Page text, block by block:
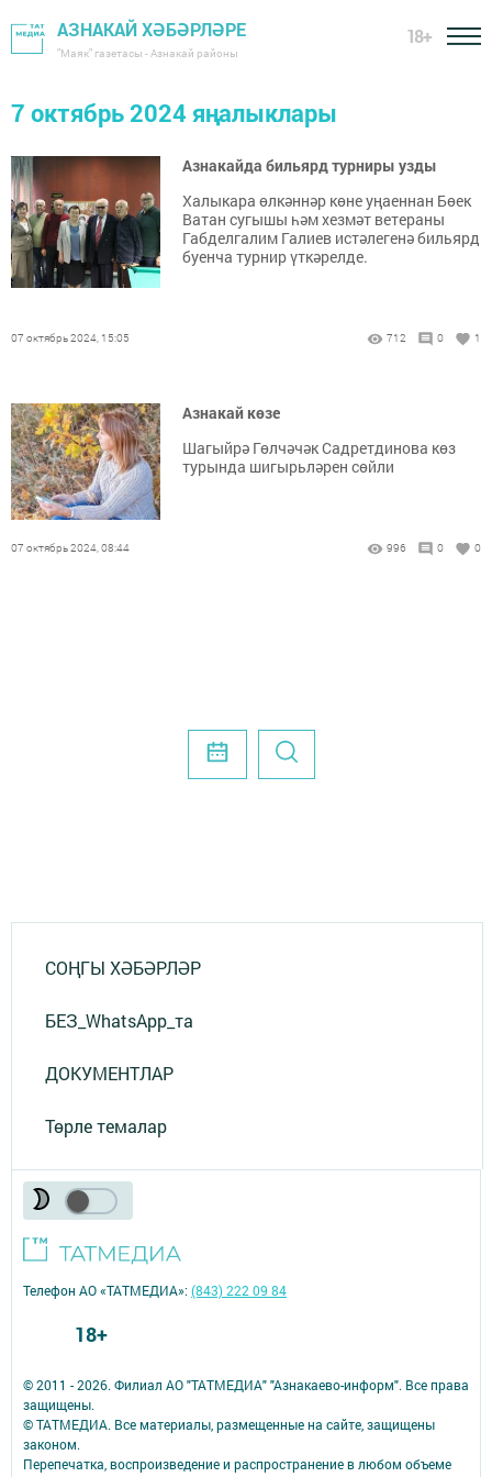
АЗНАКАЙ ХӘБӘРЛӘРЕ
"Маяк" газетасы - Азнакай районы
18+
7 октябрь 2024 яңалыклары
Азнакайда бильярд турниры узды
Халыкара өлкәннәр көне уңаеннан Бөек
Ватан сугышы һәм хезмәт ветераны
Габделгалим Галиев истәлегенә бильярд
буенча турнир үткәрелде.
07 октябрь 2024, 15:05 712 0 1
Азнакай көзе
Шагыйрә Гөлчәчәк Садретдинова көз
турында шигырьләрен сөйли
07 октябрь 2024, 08:44 996 0 0
СОҢГЫ ХӘБӘРЛӘР
БЕЗ_WhatsApp_та
ДОКУМЕНТЛАР
Төрле темалар
© 2011 - 2026. Филиал АО "ТАТМЕДИА" "Азнакаево-информ". Все права
защищены.
© ТАТМЕДИА. Все материалы, размещенные на сайте, защищены
законом.
Перепечатка, воспроизведение и распространение в любом объеме
Телефон АО «ТАТМЕДИА»:(843) 222 09 84
18+